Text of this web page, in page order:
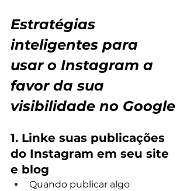
Estratégias
inteligentes para
usar o Instagram a
favor da sua
visibilidade no Google
1. Linke suas publicações
do Instagram em seu site
e blog
Quando publicar algo